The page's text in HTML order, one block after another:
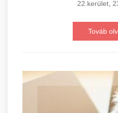
22.kerület,
Továb